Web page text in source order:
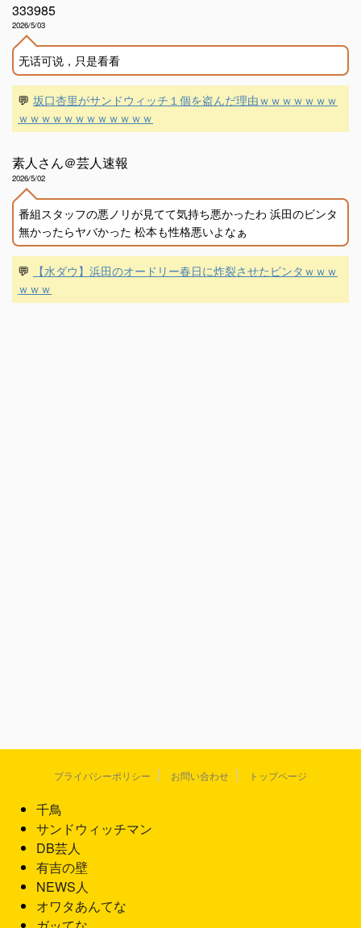
333985
2026/5/03
无话可说，只是看看
💬 坂口杏里がサンドウィッチ１個を盗んだ理由ｗｗｗｗｗｗｗ
ｗｗｗｗｗｗｗｗｗｗｗｗ
素人さん＠芸人速報
2026/5/02
番組スタッフの悪ノリが見てて気持ち悪かったわ 浜田のビンタ
無かったらヤバかった 松本も性格悪いよなぁ
💬
【水ダウ】浜田のオードリー春日に炸裂させたビンタｗｗｗ
ｗｗｗ
プライバシーポリシー お問い合わせ トップページ
千鳥
サンドウィッチマン
DB芸人
有吉の壁
NEWS人
オワタあんてな